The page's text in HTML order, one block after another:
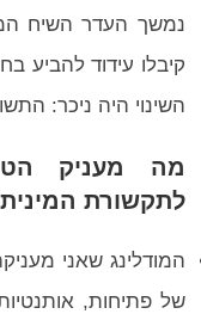
נמשך העדר השיח
קיבלו עידוד להביע
השינוי היה ניכר:
מה מעניק
לתקשורת
המודלינג שאני
של פתיחות,